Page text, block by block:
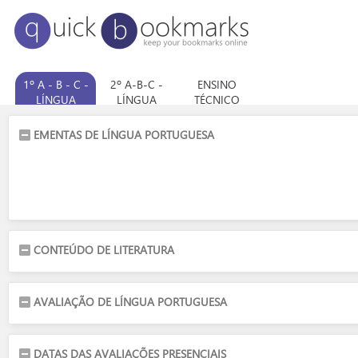
1º A - B - C -
LÍNGUA
PORTUGUESA
2º A-B-C -
LÍNGUA
PORTUGUESA
ENSINO
TÉCNICO
EMENTAS DE LÍNGUA PORTUGUESA
CONTEÚDO DE LITERATURA
AVALIAÇÃO DE LÍNGUA PORTUGUESA
DATAS DAS AVALIAÇÕES PRESENCIAIS